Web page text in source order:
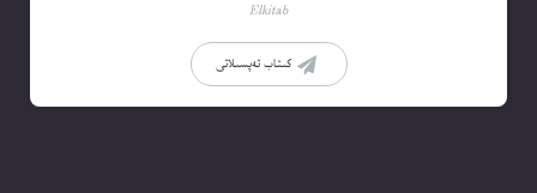
Elkitab
كىتاب تەپسىلاتى